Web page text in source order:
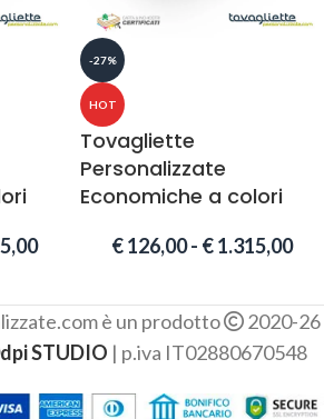
-27%
HOT
Tovagliette
Personalizzate
Economiche a colori
€126,00- €1.315,00
è un prodotto
2020-26
STUDIO | p.iva IT02880670548